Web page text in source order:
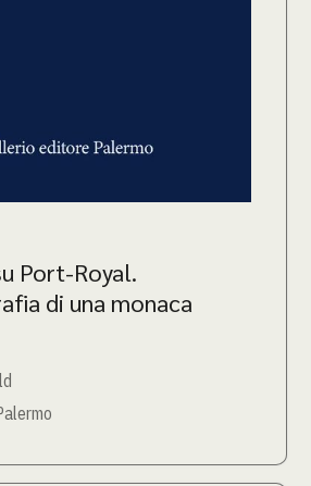
Port-Royal.
di una monaca